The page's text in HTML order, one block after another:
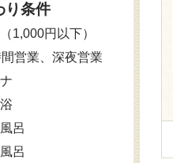
り条件
1,000円以下）
営業、深夜営業
呂
呂